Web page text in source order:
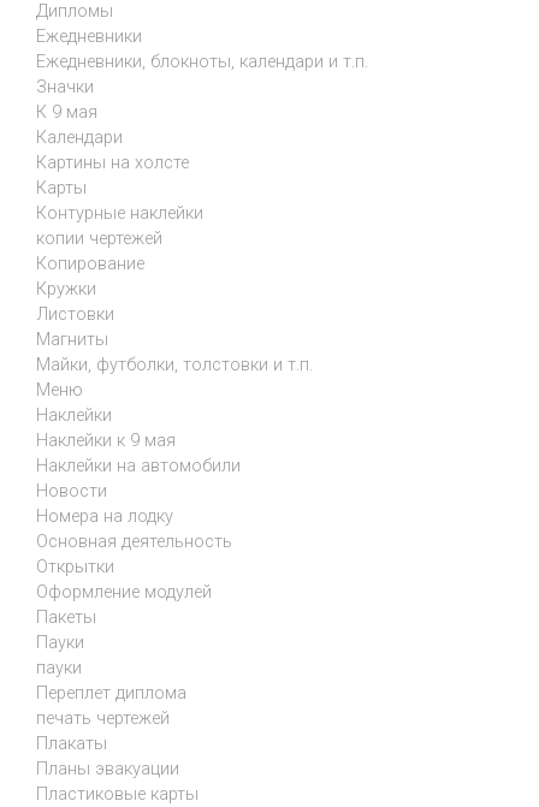
Дипломы
Ежедневники
Ежедневники, блокноты, календари и т.п.
Значки
К 9 мая
Календари
Картины на холсте
Карты
Контурные наклейки
копии чертежей
Копирование
Кружки
Листовки
Магниты
Майки, футболки, толстовки и т.п.
Меню
Наклейки
Наклейки к 9 мая
Наклейки на автомобили
Новости
Номера на лодку
Основная деятельность
Открытки
Оформление модулей
Пакеты
Пауки
пауки
Переплет диплома
печать чертежей
Плакаты
Планы эвакуации
Пластиковые карты